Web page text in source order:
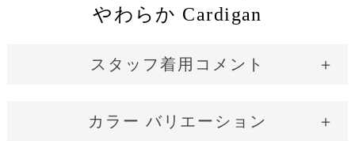
やわらか Cardigan
スタッフ着用コメント
カラー バリエーション